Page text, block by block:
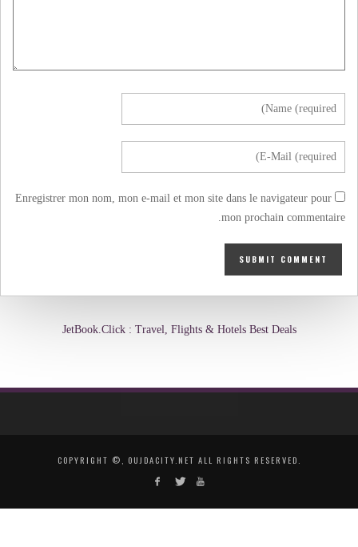
Enregistrer mon nom, mon e-mail et mon site dans le navigateur pour
mon prochain commentaire.
JetBook.Click : Travel, Flights & Hotels Best Deals
COPYRIGHT ©, OUJDACITY.NET ALL RIGHTS RESERVED.